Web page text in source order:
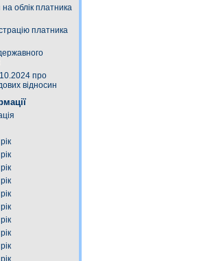
облік платника
платника
про
відносин